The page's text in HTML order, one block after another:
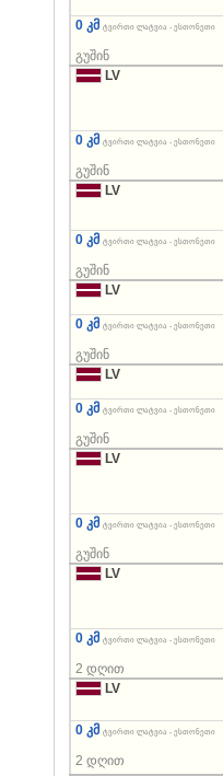
0 კმ ტვირთი ლატვია - ესთონეთი
გუშინ
LV
0 კმ ტვირთი ლატვია - ესთონეთი
გუშინ
LV
0 კმ ტვირთი ლატვია - ესთონეთი
გუშინ
LV
0 კმ ტვირთი ლატვია - ესთონეთი
გუშინ
LV
0 კმ ტვირთი ლატვია - ესთონეთი
გუშინ
LV
0 კმ ტვირთი ლატვია - ესთონეთი
გუშინ
LV
0 კმ ტვირთი ლატვია - ესთონეთი
2 დღით
LV
0 კმ ტვირთი ლატვია - ესთონეთი
2 დღით